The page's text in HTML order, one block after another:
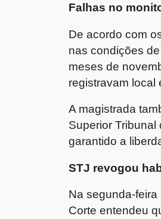
Falhas no
De acordo com
nas condições
meses de
registravam local
A magistrada
Superior
garantido a
STJ revogou
Na segunda-
Corte entendeu